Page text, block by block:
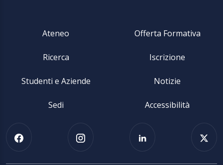
Ateneo Offerta Formativa
Ricerca Iscrizione
Studenti e Aziende Notizie
Sedi Accessibilità